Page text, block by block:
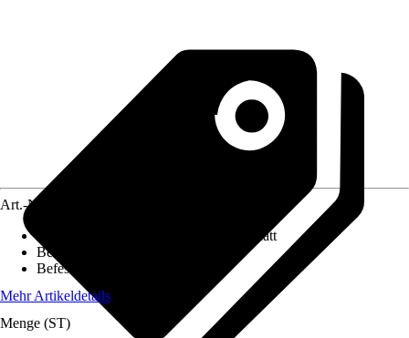
Art.-Nr.
Matt
Beiliegende Befestigung
Befestigungsmöglichkeit
Mehr Artikeldetails
Menge (ST)